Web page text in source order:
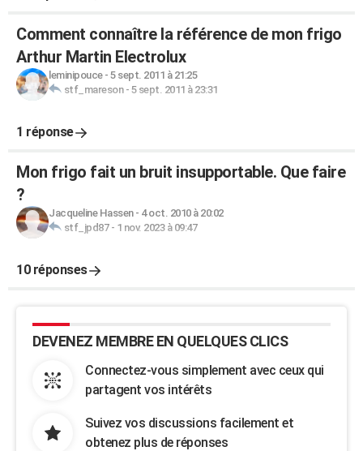
Comment connaître la référence de mon frigo
Arthur Martin Electrolux
leminipouce- 5 sept. 2011 à 21:25
stf_mareson- 5 sept. 2011 à 23:31
1 réponse
Mon frigo fait un bruit insupportable. Que faire
?
Jacqueline Hassen- 4 oct. 2010 à 20:02
stf_jpd87- 1 nov. 2023 à 09:47
10 réponses
DEVENEZ MEMBRE EN QUELQUES CLICS
Connectez-vous simplement avec ceux qui
partagent vos intérêts
Suivez vos discussions facilement et
obtenez plus de réponses